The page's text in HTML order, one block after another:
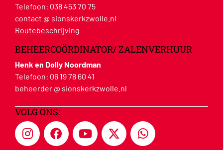
Telefoon: 038 453 70 75
contact @ sionskerkzwolle.nl
Routebeschrijving
BEHEERCOÖRDINATOR/ ZALENVERHUUR
Henk en Dolly Noordman
Telefoon: 06 19 78 60 41
beheerder @ sionskerkzwolle.nl
VOLG ONS: